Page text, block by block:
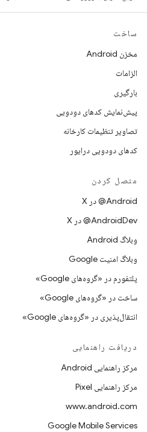
ساخت
مخزن Android
الزامات
بارگیری
پیش‌نمایش کدهای دودویی
تصاویر تنظیمات کارخانه
کدهای دودویی درایور
متصل کردن
‫‎@Android در X
‫‎@AndroidDev در X
وبلاگ Android
وبلاگ امنیت Google
پلتفورم در «گروه‌های Google»
ساخت در «گروه‌های Google»
انتقال‌پذیری در «گروه‌های Google»
دریافت راهنمایی
مرکز راهنمایی Android
مرکز راهنمایی Pixel
www.android.com
Google Mobile Services